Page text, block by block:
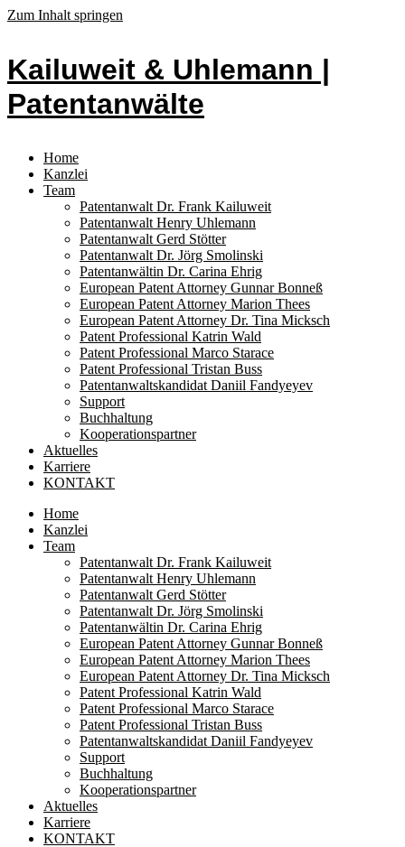
Zum Inhalt springen
Kailuweit & Uhlemann |
Patentanwälte
Home
Kanzlei
Team
Patentanwalt Dr. Frank Kailuweit
Patentanwalt Henry Uhlemann
Patentanwalt Gerd Stötter
Patentanwalt Dr. Jörg Smolinski
Patentanwältin Dr. Carina Ehrig
European Patent Attorney Gunnar Bonneß
European Patent Attorney Marion Thees
European Patent Attorney Dr. Tina Micksch
Patent Professional Katrin Wald
Patent Professional Marco Starace
Patent Professional Tristan Buss
Patentanwaltskandidat Daniil Fandyeyev
Support
Buchhaltung
Kooperationspartner
Aktuelles
Karriere
KONTAKT
Home
Kanzlei
Team
Patentanwalt Dr. Frank Kailuweit
Patentanwalt Henry Uhlemann
Patentanwalt Gerd Stötter
Patentanwalt Dr. Jörg Smolinski
Patentanwältin Dr. Carina Ehrig
European Patent Attorney Gunnar Bonneß
European Patent Attorney Marion Thees
European Patent Attorney Dr. Tina Micksch
Patent Professional Katrin Wald
Patent Professional Marco Starace
Patent Professional Tristan Buss
Patentanwaltskandidat Daniil Fandyeyev
Support
Buchhaltung
Kooperationspartner
Aktuelles
Karriere
KONTAKT